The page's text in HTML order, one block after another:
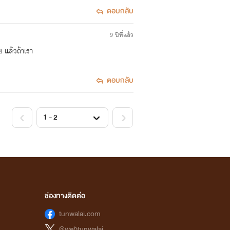
ตอบกลับ
ล้วถ้าเรา
9 ปีที่แล้ว
ตอบกลับ
ช่องทางติดต่อ
tunwalai.com